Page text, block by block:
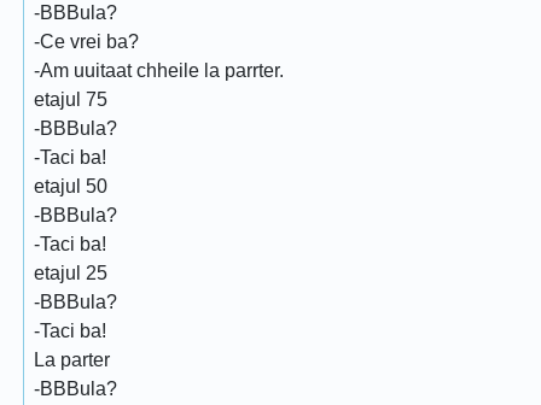
-BBBula?
-Ce vrei ba?
-Am uuitaat chheile la parrter.
etajul 75
-BBBula?
-Taci ba!
etajul 50
-BBBula?
-Taci ba!
etajul 25
-BBBula?
-Taci ba!
La parter
-BBBula?